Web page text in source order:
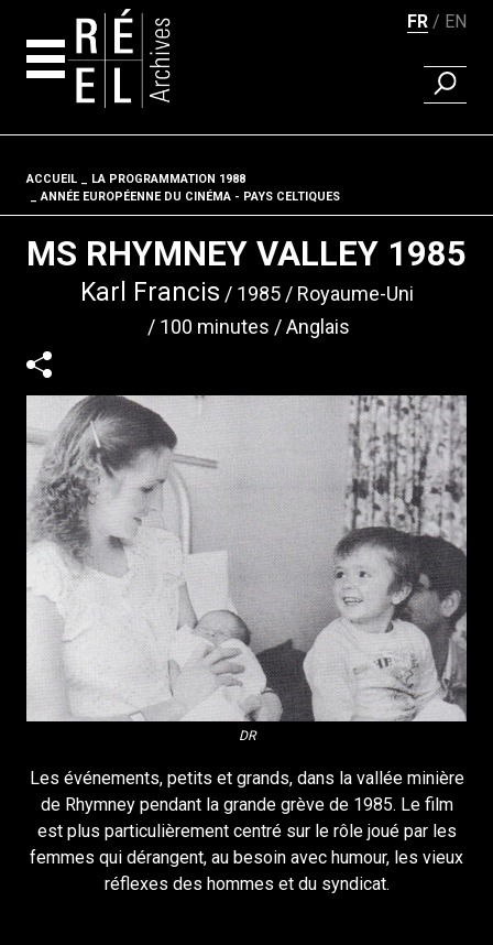
FR EN
ACCUEIL
LA PROGRAMMATION 1988
ANNÉE EUROPÉENNE DU CINÉMA - PAYS CELTIQUES
MS RHYMNEY VALLEY 1985
Karl Francis 1985
Royaume-Uni
100 minutes
Anglais
DR
Les événements, petits et grands, dans la vallée minière
de Rhymney pendant la grande grève de 1985. Le film
est plus particulièrement centré sur le rôle joué par les
femmes qui dérangent, au besoin avec humour, les vieux
réflexes des hommes et du syndicat.